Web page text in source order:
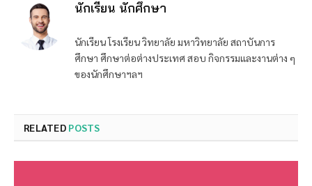
นักเรียน นักศึกษา
นักเรียน โรงเรียน วิทยาลัย มหาวิทยาลัย สถาบันการ
ศึกษา ศึกษาต่อต่างประเทศ สอบ กิจกรรมและงานต่าง ๆ
ของนักศึกษาฯลฯ
RELATED POSTS